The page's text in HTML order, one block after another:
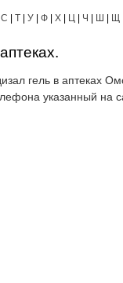
С Т У Ф Х Ц Ч Ш Щ
гель в аптеках
указанный на